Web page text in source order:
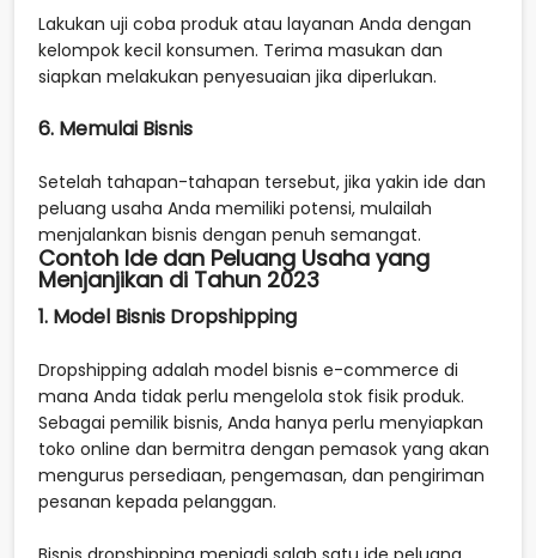
Lakukan uji coba produk atau layanan Anda dengan
kelompok kecil konsumen. Terima masukan dan
siapkan melakukan penyesuaian jika diperlukan.
6. Memulai Bisnis
Setelah tahapan-tahapan tersebut, jika yakin ide dan
peluang usaha Anda memiliki potensi, mulailah
menjalankan bisnis dengan penuh semangat.
Contoh Ide dan Peluang Usaha yang
Menjanjikan di Tahun 2023
1. Model Bisnis Dropshipping
Dropshipping adalah model bisnis e-commerce di
mana Anda tidak perlu mengelola stok fisik produk.
Sebagai pemilik bisnis, Anda hanya perlu menyiapkan
toko online dan bermitra dengan pemasok yang akan
mengurus persediaan, pengemasan, dan pengiriman
pesanan kepada pelanggan.